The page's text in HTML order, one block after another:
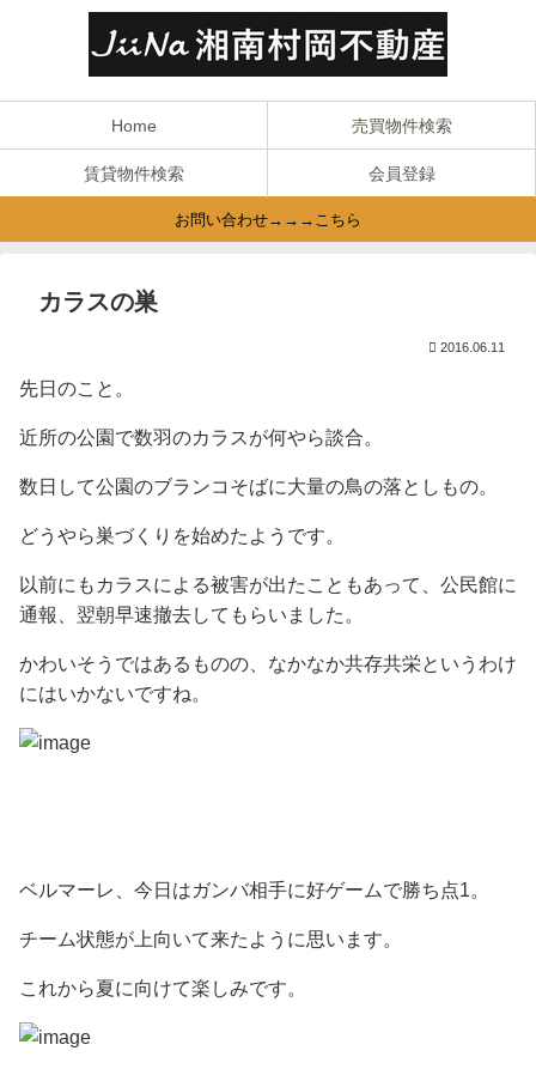
Home 売買物件検索
賃貸物件検索 会員登録
お問い合わせ→→→こちら
カラスの巣
2016.06.11
先日のこと。
近所の公園で数羽のカラスが何やら談合。
数日して公園のブランコそばに大量の鳥の落としもの。
どうやら巣づくりを始めたようです。
以前にもカラスによる被害が出たこともあって、公民館に
通報、翌朝早速撤去してもらいました。
かわいそうではあるものの、なかなか共存共栄というわけ
にはいかないですね。
ベルマーレ、今日はガンバ相手に好ゲームで勝ち点1。
チーム状態が上向いて来たように思います。
これから夏に向けて楽しみです。